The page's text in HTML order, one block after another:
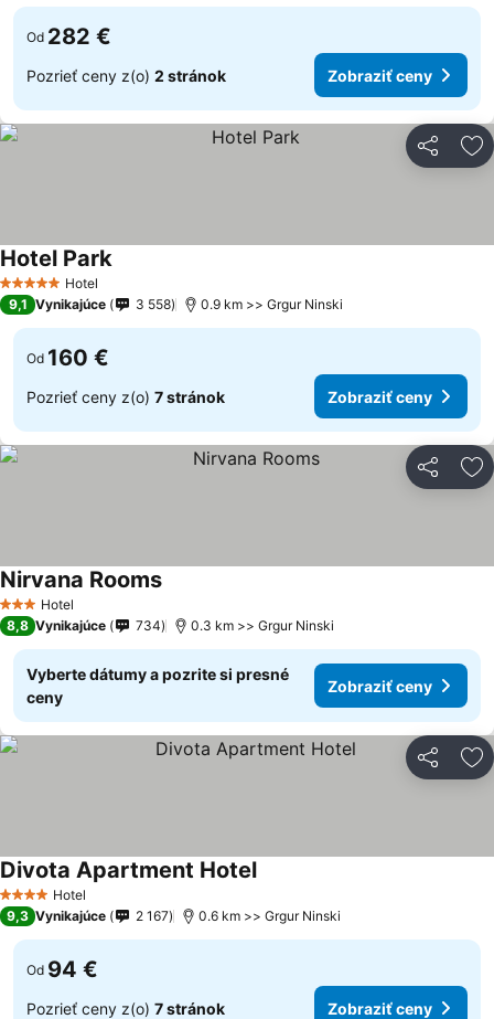
Od 282 €
Pozrieť ceny z(o) 2 stránok Zobraziť ceny
Zdieľať
5 Počet hviezdičiek
Hotel
Hotel ParkZobraziť ceny
9,1 Vynikajúce 3 558 0.9 km >> Grgur Ninski
Od 160 €
Pozrieť ceny z(o) 7 stránok Zobraziť ceny
Zdieľať
3 Počet hviezdičiek
Hotel
Nirvana RoomsZobraziť ceny
8,8 Vynikajúce 734 0.3 km >> Grgur Ninski
Vyberte dátumy a pozrite si presné
ceny
Zobraziť ceny
Zdieľať
4 Počet hviezdičiek
Hotel
Divota Apartment HotelZobraziť ceny
9,3 Vynikajúce 2 167 0.6 km >> Grgur Ninski
Od 94 €
Pozrieť ceny z(o) 7 stránok Zobraziť ceny